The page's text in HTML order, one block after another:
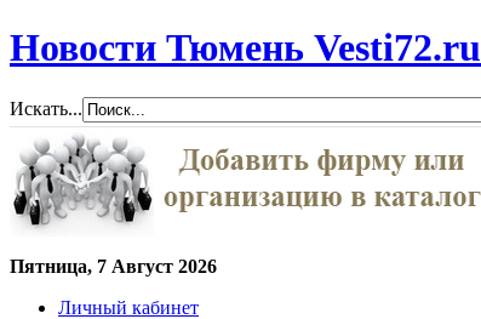
Новости Тюмень Vesti72.ru
Искать...
Пятница, 7 Август 2026
Личный кабинет